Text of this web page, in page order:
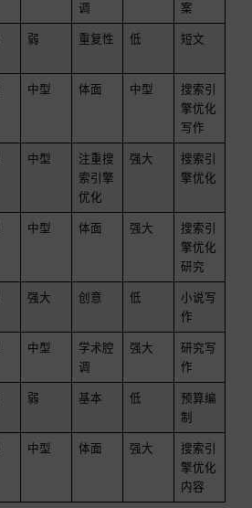
调
案
弱 重复性 低 短文
中型 体面 中型
搜索引
擎优化
写作
中型
注重搜
索引擎
优化
强大
搜索引
擎优化
中型 体面 强大
搜索引
擎优化
研究
强大 创意 低
小说写
作
中型
学术腔
调
强大
研究写
作
弱 基本 低
预算编
制
中型 体面 强大
搜索引
擎优化
内容